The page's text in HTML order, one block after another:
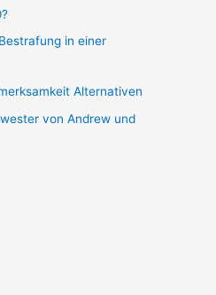
in einer
Alternativen
von Andrew und